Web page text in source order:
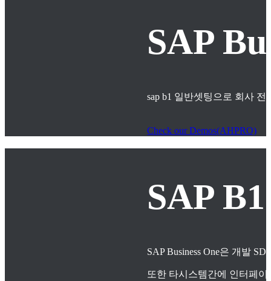
SAP
sap b1 일반셋팅으로 회사
Check our Demos(AHPRO)
SAP
SAP Business One은 개발
또한 타시스템간에 인터페